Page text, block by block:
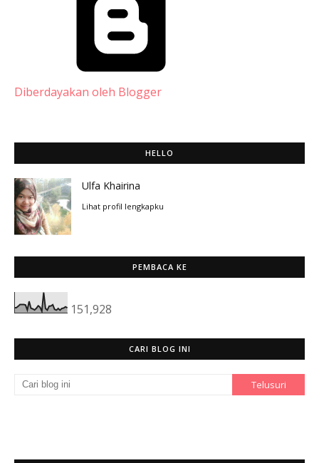
Diberdayakan oleh Blogger
HELLO
Ulfa Khairina
Lihat profil lengkapku
PEMBACA KE
151,928
CARI BLOG INI